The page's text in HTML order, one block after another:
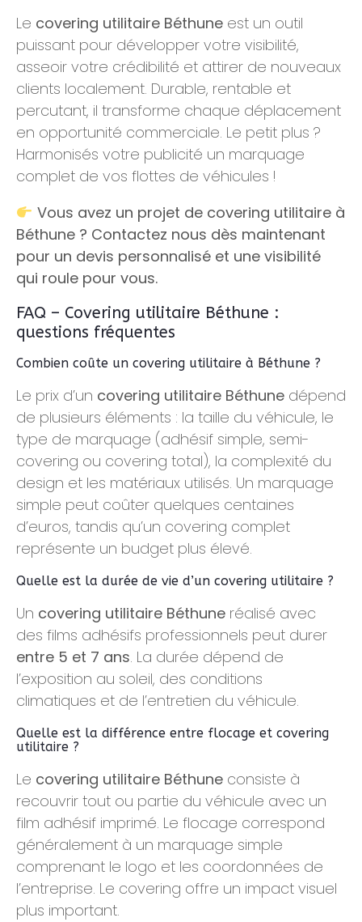
Le covering utilitaire Béthune est un outil
puissant pour développer votre visibilité,
asseoir votre crédibilité et attirer de nouveaux
clients localement. Durable, rentable et
percutant, il transforme chaque déplacement
en opportunité commerciale. Le petit plus ?
Harmonisés votre publicité un marquage
complet de vos flottes de véhicules !
Vous avez un projet de covering utilitaire à
Béthune ? Contactez nous dès maintenant
pour un devis personnalisé et une visibilité
qui roule pour vous.
FAQ – Covering utilitaire Béthune :
questions fréquentes
Combien coûte un covering utilitaire à Béthune ?
Le prix d’un covering utilitaire Béthune dépend
de plusieurs éléments : la taille du véhicule, le
type de marquage (adhésif simple, semi-
covering ou covering total), la complexité du
design et les matériaux utilisés. Un marquage
simple peut coûter quelques centaines
d’euros, tandis qu’un covering complet
représente un budget plus élevé.
Quelle est la durée de vie d’un covering utilitaire ?
Un covering utilitaire Béthune réalisé avec
des films adhésifs professionnels peut durer
entre 5 et 7 ans. La durée dépend de
l’exposition au soleil, des conditions
climatiques et de l’entretien du véhicule.
Quelle est la différence entre flocage et covering
utilitaire ?
Le covering utilitaire Béthune consiste à
recouvrir tout ou partie du véhicule avec un
film adhésif imprimé. Le flocage correspond
généralement à un marquage simple
comprenant le logo et les coordonnées de
l’entreprise. Le covering offre un impact visuel
plus important.